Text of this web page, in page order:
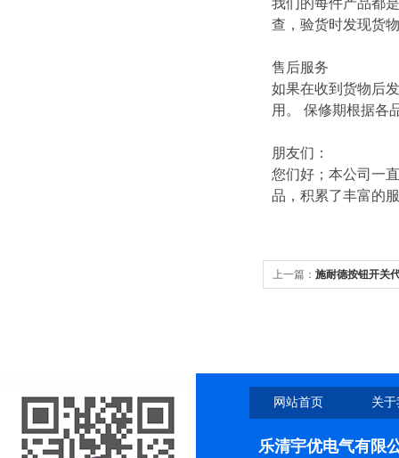
我们的每件产品都
查，验货时发现货
售后服务
如果在收到货物后
用。 保修期根据各
朋友们：
您们好；本公司一
品，积累了丰富的
上一篇： 施耐德按钮开关
网站首页 关
乐清宇优电气有限